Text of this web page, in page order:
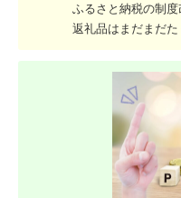
ふるさと納税の制
返礼品はまだまだた